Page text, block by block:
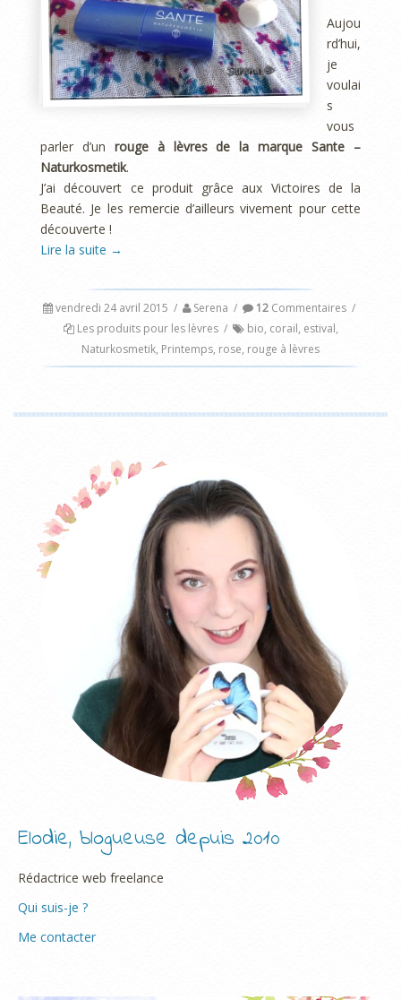
Aujou
rd’hui,
je
voulai
s
vous
parler d’un rouge à lèvres de la marque Sante –
Naturkosmetik.
J’ai découvert ce produit grâce aux Victoires de la
Beauté. Je les remercie d’ailleurs vivement pour cette
découverte !
Lire la suite →
vendredi 24 avril 2015 / Serena / 12 Commentaires /
Les produits pour les lèvres / bio, corail, estival,
Naturkosmetik, Printemps, rose, rouge à lèvres
Elodie, blogueuse depuis 2010
Rédactrice web freelance
Qui suis-je ?
Me contacter